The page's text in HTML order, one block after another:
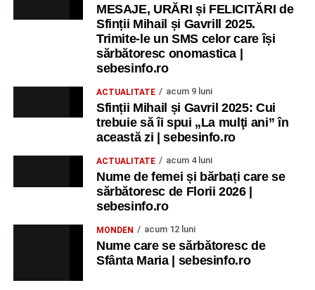
MESAJE, URĂRI și FELICITĂRI de
Sfinții Mihail și Gavrill 2025.
Trimite-le un SMS celor care își
sărbătoresc onomastica |
sebesinfo.ro
ACTUALITATE acum 9 luni
Sfinții Mihail și Gavril 2025: Cui
trebuie să îi spui „La mulţi ani” în
această zi | sebesinfo.ro
ACTUALITATE acum 4 luni
Nume de femei și bărbați care se
sărbătoresc de Florii 2026 |
sebesinfo.ro
MONDEN acum 12 luni
Nume care se sărbătoresc de
Sfânta Maria | sebesinfo.ro